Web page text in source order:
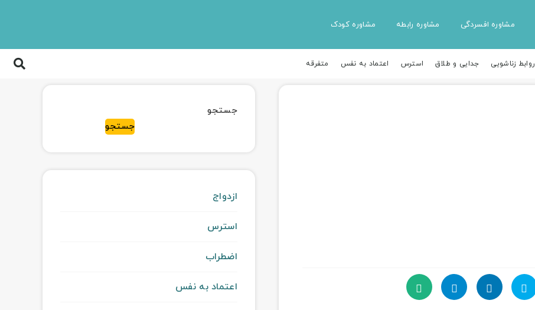
مشاوره افسردگی مشاوره رابطه مشاوره کودک
روابط زناشویی جدایی و طلاق استرس اعتماد به نفس متفرقه
جستجو
جستجو
ازدواج
استرس
اضطراب
اعتماد به نفس